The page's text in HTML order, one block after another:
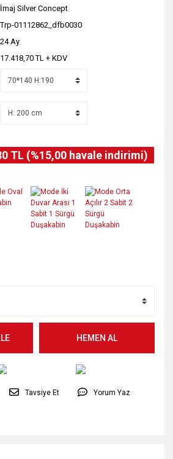
İmaj Silver Concept
Trp-01112862_dfb0030
24 Ay
17.418,70 TL + KDV
TL (%15,00 havale indirimi)
HEMEN AL
Tavsiye Et Yorum Yaz